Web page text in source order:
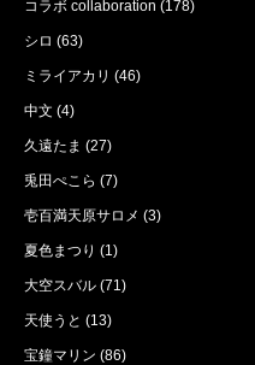
コラボ collaboration (178)
シロ (63)
ミライアカリ (46)
中文 (4)
久遠たま (27)
兎田ぺこら (7)
壱百満天原サロメ (3)
夏色まつり (1)
大空スバル (71)
天使うと (13)
宝鐘マリン (86)